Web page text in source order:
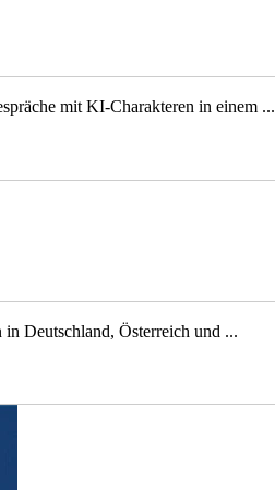
mit KI-Charakteren in einem ...
Deutschland, Österreich und ...